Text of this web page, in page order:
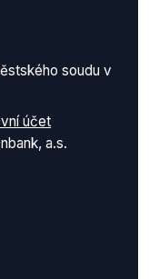
soudu v
účet
a.s.